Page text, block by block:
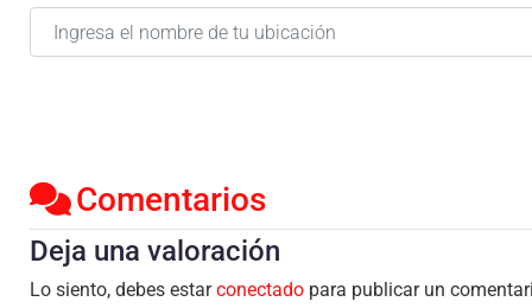
Ingresa el nombre de tu ubicación
Comentarios
Deja una valoración
Lo siento, debes estarconectado para publicar un